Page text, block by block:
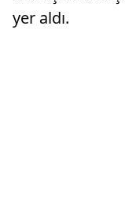
yer aldı.